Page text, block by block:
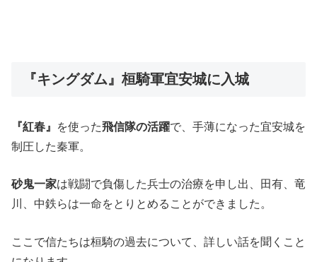
『キングダム』桓騎軍宜安城に入城
『紅春』 を使った飛信隊の活躍で、手薄になった宜安城を
制圧した秦軍。
砂鬼一家は戦闘で負傷した兵士の治療を申し出、田有、竜
川、中鉄らは一命をとりとめることができました。
ここで信たちは桓騎の過去について、詳しい話を聞くこと